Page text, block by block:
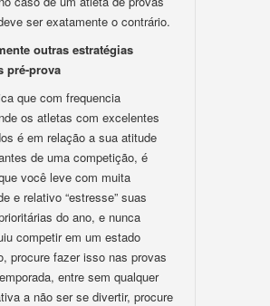
ser exatamente o contrário.
outras estratégias
pré-prova
que com frequencia
os atletas com excelentes
é em relação a sua atitude
de uma competição, é
você leve com muita
e relativo “estresse” suas
do ano, e nunca
competir em um estado
procure fazer isso nas provas
entre sem qualquer
a não ser se divertir, procure